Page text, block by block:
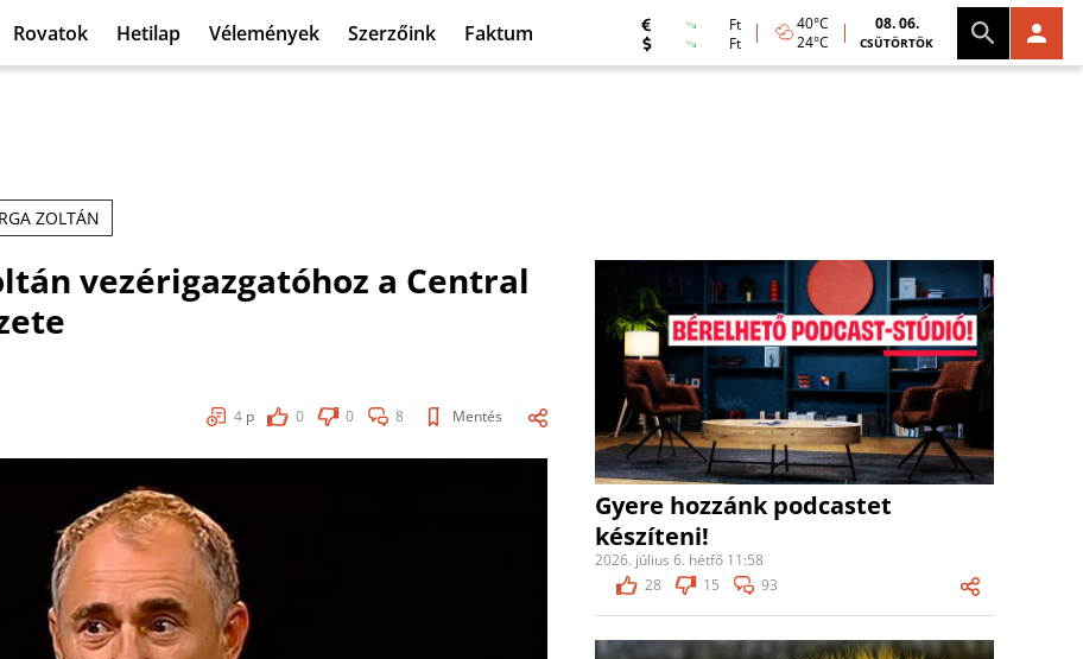
Rovatok Hetilap Vélemények Szerzőink Faktum
Ft
Ft
40°C
24°C
08. 06.
CSÜTÖRTÖK
ZOLTÁN
vezérigazgatóhoz a Central
4 p 0 0 8 Mentés
Gyere hozzánk podcastet
készíteni!
2026. július 6. hétfő 11:58
28
15 93